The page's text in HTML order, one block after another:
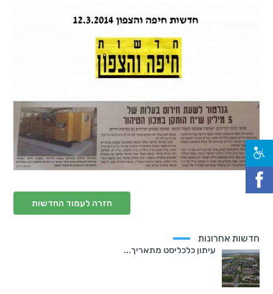
חזרה לעמוד החדשות
חדשות אחרונות
עיתון כלכליסט מתאריך...